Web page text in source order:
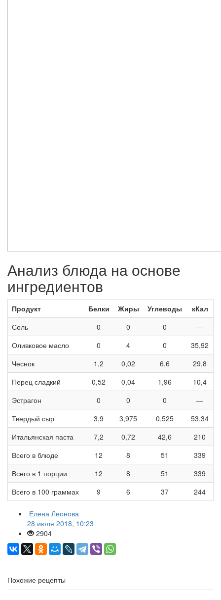
Анализ блюда на основе
ингредиентов
Продукт Белки Жиры Углеводы
кКал
Соль
0 0 0
—
Оливковое масло
0 4 0
35,92
Чеснок
1,2 0,02 6,6
29,8
Перец сладкий
0,52 0,04 1,96
10,4
Эстрагон
0 0 0
—
Твердый сыр
3,9 3,975 0,525
53,34
Итальянская паста
7,2 0,72 42,6
210
Всего в блюде
12 8 51
339
Всего в 1 порции
12 8 51
339
Всего в 100 граммах
9 6 37 244
Елена Леонова
28 июля 2018, 10:23
2904
Похожие рецепты